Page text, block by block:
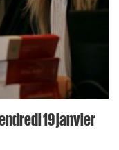
19 janvier